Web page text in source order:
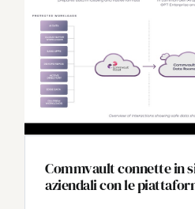
Commvault connette in
aziendali con le